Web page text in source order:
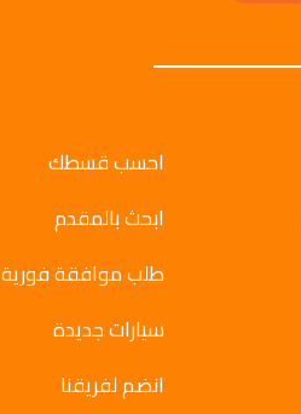
احسب قسطك
ابحث بالمقدم
طلب موافقة فورية
سيارات جديدة
انضم لفريقنا